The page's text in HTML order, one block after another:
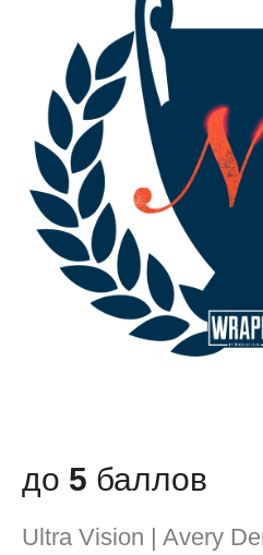
до 5 баллов
Ultra Vision | Avery